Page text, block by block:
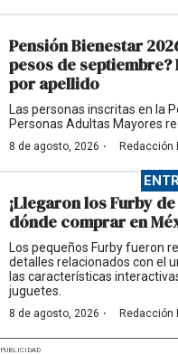
Pensión Bienestar
pesos de
por apellido
Las personas inscritas en la
Personas Adultas Mayores
8 de agosto, 2026 · Redacción
¡Llegaron los Furby
dónde comprar en
Los pequeños Furby fueron
detalles relacionados con el
las características
juguetes.
8 de agosto, 2026 · Redacción
PUBLICIDAD